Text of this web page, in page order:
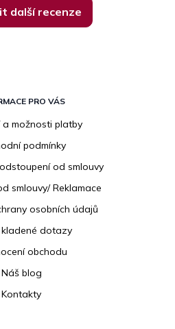
další recenze
PRO VÁS
a možnosti platby
podmínky
od smlouvy
smlouvy/ Reklamace
osobních údajů
dotazy
obchodu
Náš blog
Kontakty